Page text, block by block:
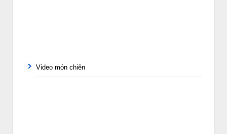
Video món chiên